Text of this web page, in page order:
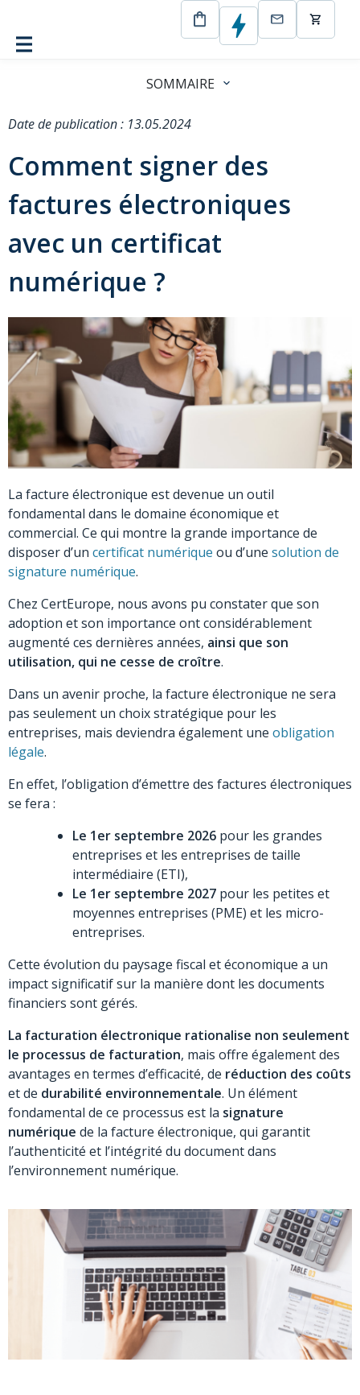
Comment signer des factures
électroniques avec un certificat numérique ?
SOMMAIRE
Date de publication : 13.05.2024
Comment signer des
factures électroniques
avec un certificat
numérique ?
La facture électronique est devenue un outil
fondamental dans le domaine économique et
commercial. Ce qui montre la grande importance de
disposer d’un certificat numérique ou d’une solution de
signature numérique.
Chez CertEurope, nous avons pu constater que son
adoption et son importance ont considérablement
augmenté ces dernières années, ainsi que son
utilisation, qui ne cesse de croître.
Dans un avenir proche, la facture électronique ne sera
pas seulement un choix stratégique pour les
entreprises, mais deviendra également une obligation
légale.
En effet, l’obligation d’émettre des factures électroniques
se fera :
Le 1er septembre 2026 pour les grandes
entreprises et les entreprises de taille
intermédiaire (ETI),
Le 1er septembre 2027 pour les petites et
moyennes entreprises (PME) et les micro-
entreprises.
Cette évolution du paysage fiscal et économique a un
impact significatif sur la manière dont les documents
financiers sont gérés.
La facturation électronique rationalise non seulement
le processus de facturation, mais offre également des
avantages en termes d’efficacité, de réduction des coûts
et de durabilité environnementale. Un élément
fondamental de ce processus est la signature
numérique de la facture électronique, qui garantit
l’authenticité et l’intégrité du document dans
l’environnement numérique.